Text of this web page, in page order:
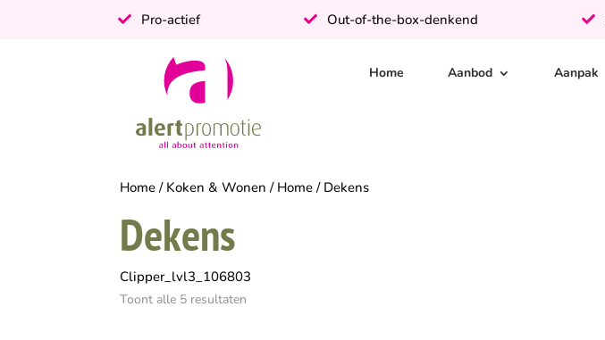
Pro-actief Out-of-the-box-denkend
Home Aanbod Aanpak
Home / Koken & Wonen / Home / Dekens
Dekens
Clipper_lvl3_106803
Toont alle 5 resultaten